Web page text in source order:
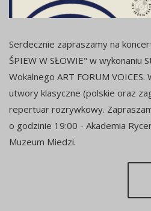
Serdecznie zapraszamy na
ŚPIEW W SŁOWIE" w wykonaniu
Wokalnego ART FORUM
utwory klasyczne (polskie oraz
repertuar rozrywkowy.
o godzinie 19:00 - Akademia
Muzeum Miedzi.